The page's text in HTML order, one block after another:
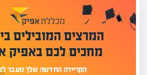
המרצים המובילים בישראל
מחכים לכם באפיק אקדמי
הקריירה החדשה שלך מעבר לפינה!